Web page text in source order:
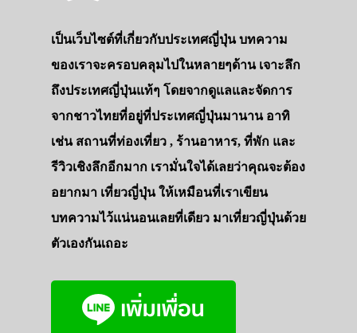
เป็นเว็บไซต์ที่เกี่ยวกับประเทศญี่ปุ่น บทความ
ของเราจะครอบคลุมไปในหลายๆด้าน เจาะลึก
ถึงประเทศญี่ปุ่นแท้ๆ โดยจากดูแลและจัดการ
จากชาวไทยที่อยู่ที่ประเทศญี่ปุ่นมานาน อาทิ
เช่น สถานที่ท่องเที่ยว , ร้านอาหาร, ที่พัก และ
รีวิวเชิงลึกอีกมาก เรามั่นใจได้เลยว่าคุณจะต้อง
อยากมา เที่ยวญี่ปุ่น ให้เหมือนที่เราเขียน
บทความไว้แน่นอนเลยที่เดียว มาเที่ยวญี่ปุ่นด้วย
ตัวเองกันเถอะ